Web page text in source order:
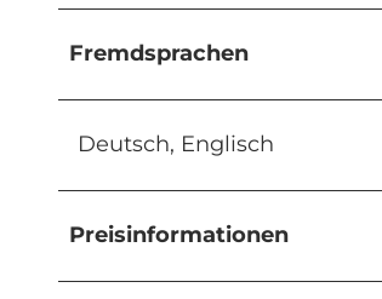
Fremdsprachen
Deutsch, Englisch
Preisinformationen